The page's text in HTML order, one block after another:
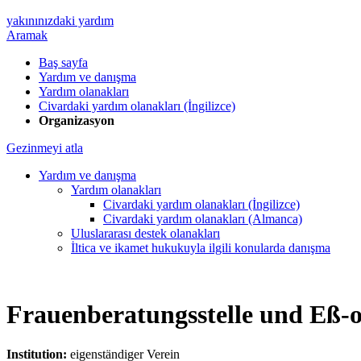
yakınınızdaki yardım
Aramak
Baş sayfa
Yardım ve danışma
Yardım olanakları
Civardaki yardım olanakları (İngilizce)
Organizasyon
Gezinmeyi atla
Yardım ve danışma
Yardım olanakları
Civardaki yardım olanakları (İngilizce)
Civardaki yardım olanakları (Almanca)
Uluslararası destek olanakları
İltica ve ikamet hukukuyla ilgili konularda danışma
Frauenberatungsstelle und Eß-
Institution: eigenständiger Verein